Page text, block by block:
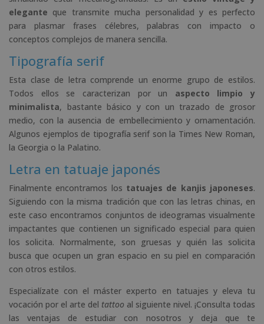
elegante que transmite mucha personalidad y es perfecto
para plasmar frases célebres, palabras con impacto o
conceptos complejos de manera sencilla.
Tipografía serif
Esta clase de letra comprende un enorme grupo de estilos.
Todos ellos se caracterizan por un aspecto limpio y
minimalista, bastante básico y con un trazado de grosor
medio, con la ausencia de embellecimiento y ornamentación.
Algunos ejemplos de tipografía serif son la Times New Roman,
la Georgia o la Palatino.
Letra en tatuaje japonés
Finalmente encontramos los tatuajes de kanjis japoneses.
Siguiendo con la misma tradición que con las letras chinas, en
este caso encontramos conjuntos de ideogramas visualmente
impactantes que contienen un significado especial para quien
los solicita. Normalmente, son gruesas y quién las solicita
busca que ocupen un gran espacio en su piel en comparación
con otros estilos.
Especialízate con el máster experto en tatuajes y eleva tu
vocación por el arte del tattoo al siguiente nivel. ¡Consulta todas
las ventajas de estudiar con nosotros y deja que te